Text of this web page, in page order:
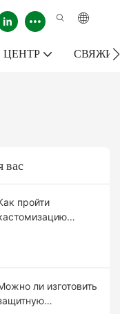
вас
пройти
ли изготовить